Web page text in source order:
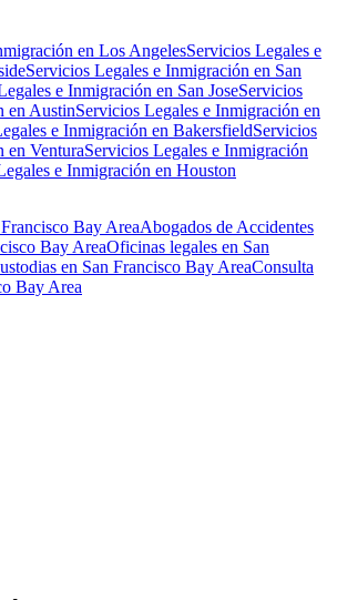
en Los AngelesServicios Legales e
Servicios Legales e Inmigración en San
e Inmigración en San JoseServicios
en AustinServicios Legales e Inmigración en
e Inmigración en BakersfieldServicios
en VenturaServicios Legales e Inmigración
e Inmigración en Houston
Bay AreaAbogados de Accidentes
Bay AreaOficinas legales en San
en San Francisco Bay AreaConsulta
Bay Area